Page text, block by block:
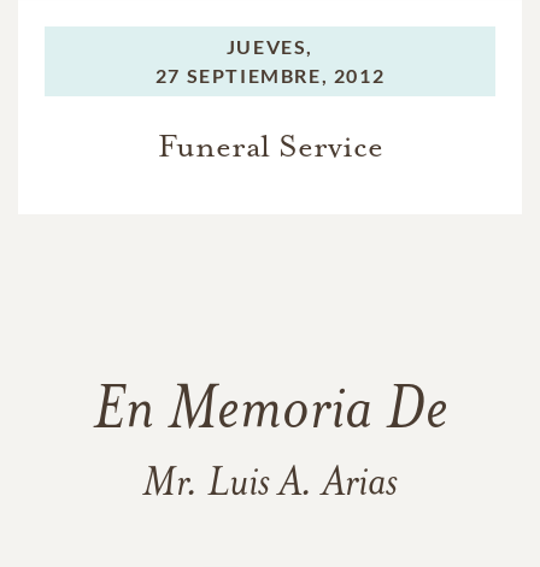
JUEVES,
27 SEPTIEMBRE, 2012
Funeral Service
En Memoria De
Mr. Luis A. Arias